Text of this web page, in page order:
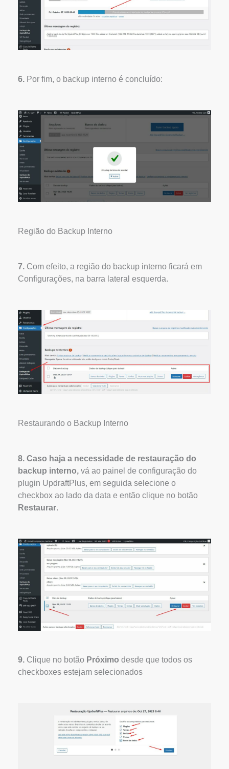
6. Por fim, o backup interno é concluído:
Região do Backup Interno
7. Com efeito, a região do backup interno ficará em
Configurações, na barra lateral esquerda.
Restaurando o Backup Interno
8. Caso haja a necessidade de restauração do
backup interno, vá ao painel de configuração do
plugin UpdraftPlus, em seguida selecione o
checkbox ao lado da data e então clique no botão
Restaurar.
9. Clique no botão Próximo desde que todos os
checkboxes estejam selecionados